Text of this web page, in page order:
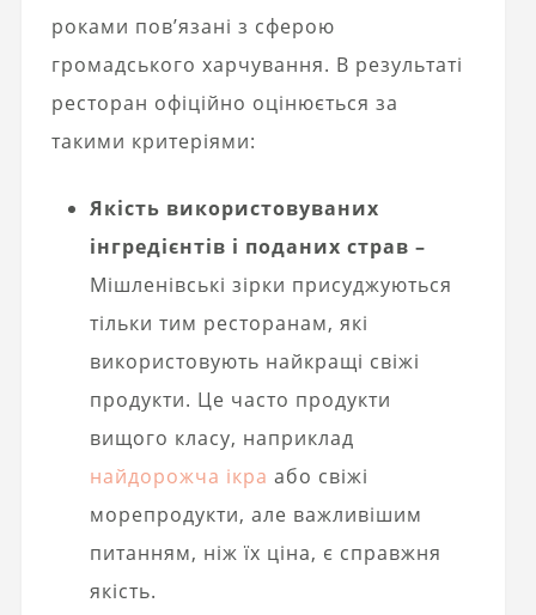
роками пов’язані з сферою
громадського харчування. В результаті
ресторан офіційно оцінюється за
такими критеріями:
Якість використовуваних
інгредієнтів і поданих страв –
Мішленівські зірки присуджуються
тільки тим ресторанам, які
використовують найкращі свіжі
продукти. Це часто продукти
вищого класу, наприклад
найдорожча ікра або свіжі
морепродукти, але важливішим
питанням, ніж їх ціна, є справжня
якість.